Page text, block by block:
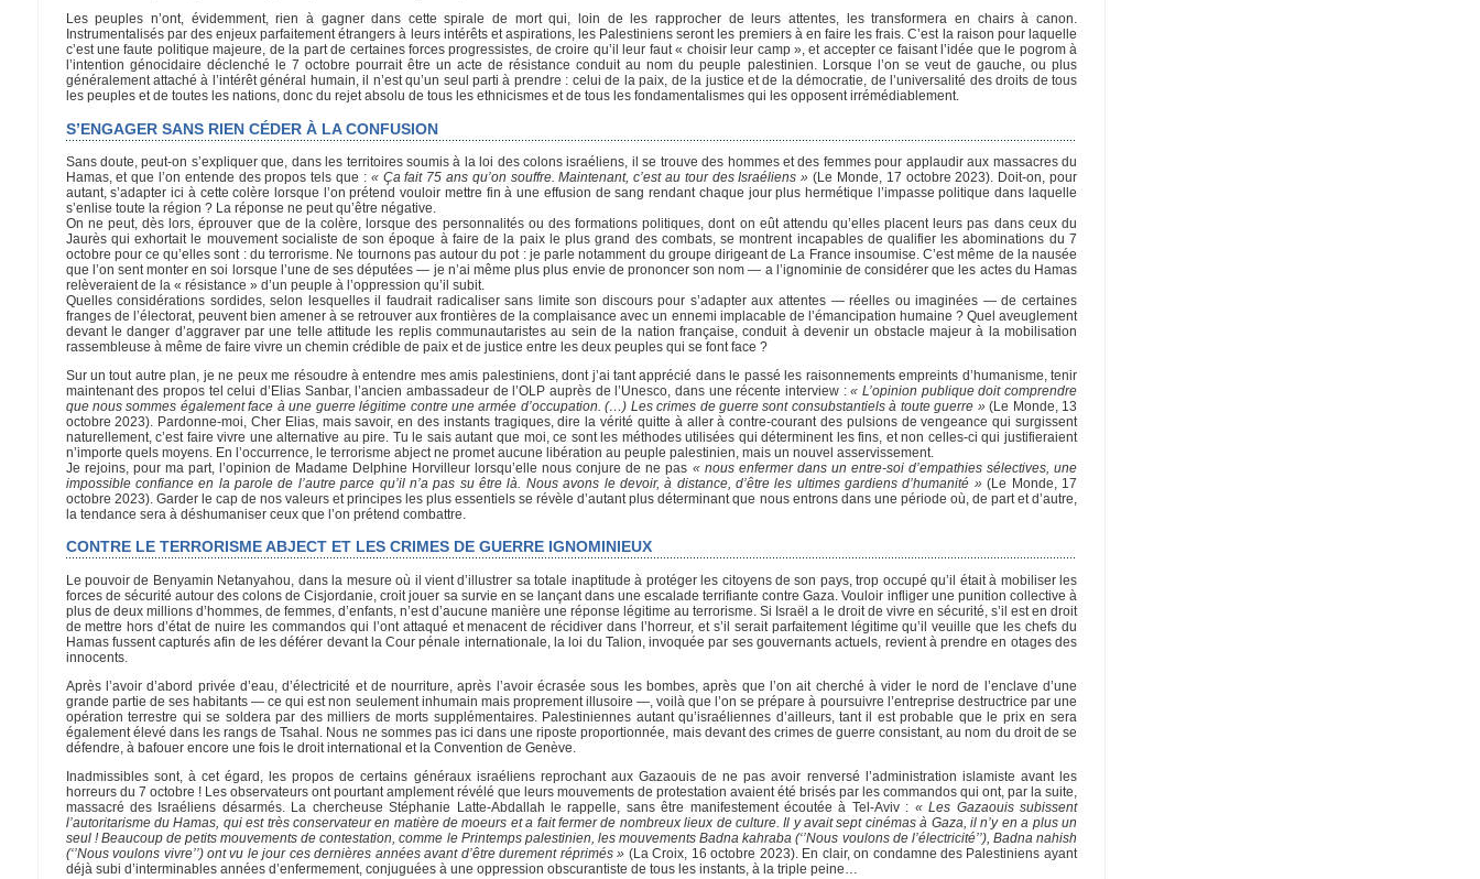
Les peuples n’ont, évidemment, rien à gagner dans cette spirale de mort qui, loin de les rapprocher de leurs attentes, les transformera en chairs à canon.
Instrumentalisés par des enjeux parfaitement étrangers à leurs intérêts et aspirations, les Palestiniens seront les premiers à en faire les frais. C’est la raison pour laquelle
c’est une faute politique majeure, de la part de certaines forces progressistes, de croire qu’il leur faut « choisir leur camp », et accepter ce faisant l’idée que le pogrom à
l’intention génocidaire déclenché le 7 octobre pourrait être un acte de résistance conduit au nom du peuple palestinien. Lorsque l’on se veut de gauche, ou plus
généralement attaché à l’intérêt général humain, il n’est qu’un seul parti à prendre : celui de la paix, de la justice et de la démocratie, de l’universalité des droits de tous
les peuples et de toutes les nations, donc du rejet absolu de tous les ethnicismes et de tous les fondamentalismes qui les opposent irrémédiablement.
S’ENGAGER SANS RIEN CÉDER À LA CONFUSION
Sans doute, peut-on s’expliquer que, dans les territoires soumis à la loi des colons israéliens, il se trouve des hommes et des femmes pour applaudir aux massacres du
Hamas, et que l’on entende des propos tels que : « Ça fait 75 ans qu’on souffre. Maintenant, c’est au tour des Israéliens » (Le Monde, 17 octobre 2023). Doit-on, pour
autant, s’adapter ici à cette colère lorsque l’on prétend vouloir mettre fin à une effusion de sang rendant chaque jour plus hermétique l’impasse politique dans laquelle
s’enlise toute la région ? La réponse ne peut qu’être négative.
On ne peut, dès lors, éprouver que de la colère, lorsque des personnalités ou des formations politiques, dont on eût attendu qu’elles placent leurs pas dans ceux du
Jaurès qui exhortait le mouvement socialiste de son époque à faire de la paix le plus grand des combats, se montrent incapables de qualifier les abominations du 7
octobre pour ce qu’elles sont : du terrorisme. Ne tournons pas autour du pot : je parle notamment du groupe dirigeant de La France insoumise. C’est même de la nausée
que l’on sent monter en soi lorsque l’une de ses députées — je n’ai même plus plus envie de prononcer son nom — a l’ignominie de considérer que les actes du Hamas
relèveraient de la « résistance » d’un peuple à l’oppression qu’il subit.
Quelles considérations sordides, selon lesquelles il faudrait radicaliser sans limite son discours pour s’adapter aux attentes — réelles ou imaginées — de certaines
franges de l’électorat, peuvent bien amener à se retrouver aux frontières de la complaisance avec un ennemi implacable de l’émancipation humaine ? Quel aveuglement
devant le danger d’aggraver par une telle attitude les replis communautaristes au sein de la nation française, conduit à devenir un obstacle majeur à la mobilisation
rassembleuse à même de faire vivre un chemin crédible de paix et de justice entre les deux peuples qui se font face ?
Sur un tout autre plan, je ne peux me résoudre à entendre mes amis palestiniens, dont j’ai tant apprécié dans le passé les raisonnements empreints d’humanisme, tenir
maintenant des propos tel celui d’Elias Sanbar, l’ancien ambassadeur de l’OLP auprès de l’Unesco, dans une récente interview :« L’opinion publique doit comprendre
que nous sommes également face à une guerre légitime contre une armée d’occupation. (…) Les crimes de guerre sont consubstantiels à toute guerre »(Le Monde, 13
octobre 2023). Pardonne-moi, Cher Elias, mais savoir, en des instants tragiques, dire la vérité quitte à aller à contre-courant des pulsions de vengeance qui surgissent
naturellement, c’est faire vivre une alternative au pire. Tu le sais autant que moi, ce sont les méthodes utilisées qui déterminent les fins, et non celles-ci qui justifieraient
n’importe quels moyens. En l’occurrence, le terrorisme abject ne promet aucune libération au peuple palestinien, mais un nouvel asservissement.
Je rejoins, pour ma part, l’opinion de Madame Delphine Horvilleur lorsqu’elle nous conjure de ne pas « nous enfermer dans un entre-soi d’empathies sélectives, une
impossible confiance en la parole de l’autre parce qu’il n’a pas su être là. Nous avons le devoir, à distance, d’être les ultimes gardiens d’humanité »(Le Monde, 17
octobre 2023). Garder le cap de nos valeurs et principes les plus essentiels se révèle d’autant plus déterminant que nous entrons dans une période où, de part et d’autre,
la tendance sera à déshumaniser ceux que l’on prétend combattre.
CONTRE LE TERRORISME ABJECT ET LES CRIMES DE GUERRE IGNOMINIEUX
Le pouvoir de Benyamin Netanyahou, dans la mesure où il vient d’illustrer sa totale inaptitude à protéger les citoyens de son pays, trop occupé qu’il était à mobiliser les
forces de sécurité autour des colons de Cisjordanie, croit jouer sa survie en se lançant dans une escalade terrifiante contre Gaza. Vouloir infliger une punition collective à
plus de deux millions d’hommes, de femmes, d’enfants, n’est d’aucune manière une réponse légitime au terrorisme. Si Israël a le droit de vivre en sécurité, s’il est en droit
de mettre hors d’état de nuire les commandos qui l’ont attaqué et menacent de récidiver dans l’horreur, et s’il serait parfaitement légitime qu’il veuille que les chefs du
Hamas fussent capturés afin de les déférer devant la Cour pénale internationale, la loi du Talion, invoquée par ses gouvernants actuels, revient à prendre en otages des
innocents.
Après l’avoir d’abord privée d’eau, d’électricité et de nourriture, après l’avoir écrasée sous les bombes, après que l’on ait cherché à vider le nord de l’enclave d’une
grande partie de ses habitants — ce qui est non seulement inhumain mais proprement illusoire —, voilà que l’on se prépare à poursuivre l’entreprise destructrice par une
opération terrestre qui se soldera par des milliers de morts supplémentaires. Palestiniennes autant qu’israéliennes d’ailleurs, tant il est probable que le prix en sera
également élevé dans les rangs de Tsahal. Nous ne sommes pas ici dans une riposte proportionnée, mais devant des crimes de guerre consistant, au nom du droit de se
défendre, à bafouer encore une fois le droit international et la Convention de Genève.
Inadmissibles sont, à cet égard, les propos de certains généraux israéliens reprochant aux Gazaouis de ne pas avoir renversé l’administration islamiste avant les
horreurs du 7 octobre ! Les observateurs ont pourtant amplement révélé que leurs mouvements de protestation avaient été brisés par les commandos qui ont, par la suite,
massacré des Israéliens désarmés. La chercheuse Stéphanie Latte-Abdallah le rappelle, sans être manifestement écoutée à Tel-Aviv : « Les Gazaouis subissent
l’autoritarisme du Hamas, qui est très conservateur en matière de moeurs et a fait fermer de nombreux lieux de culture. Il y avait sept cinémas à Gaza, il n’y en a plus un
seul ! Beaucoup de petits mouvements de contestation, comme le Printemps palestinien, les mouvements Badna kahraba (‘’Nous voulons de l’électricité’’), Badna nahish
(‘’Nous voulons vivre’’) ont vu le jour ces dernières années avant d’être durement réprimés » (La Croix, 16 octobre 2023). En clair, on condamne des Palestiniens ayant
déjà subi d’interminables années d’enfermement, conjuguées à une oppression obscurantiste de tous les instants, à la triple peine…